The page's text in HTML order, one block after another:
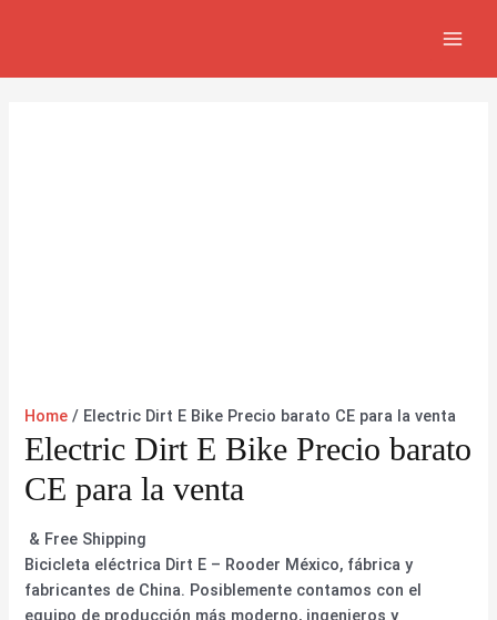
Home / Electric Dirt E Bike Precio barato CE para la venta
Electric Dirt E Bike Precio barato
CE para la venta
& Free Shipping
Bicicleta eléctrica Dirt E – Rooder México, fábrica y
fabricantes de China. Posiblemente contamos con el
equipo de producción más moderno, ingenieros y